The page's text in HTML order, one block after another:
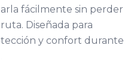
fácilmente sin perder
Diseñada para
y confort durante